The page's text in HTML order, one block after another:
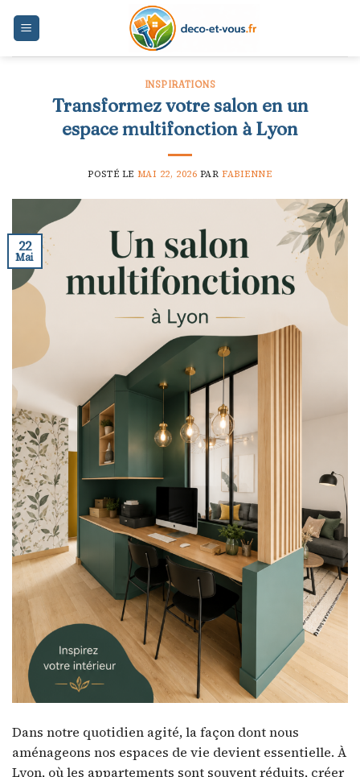
INSPIRATIONS
Transformez votre salon en un
espace multifonction à Lyon
POSTÉ LE MAI 22, 2026 PARFABIENNE
22
Mai
Dans notre quotidien agité, la façon dont nous
aménageons nos espaces de vie devient essentielle. À
Lyon, où les appartements sont souvent réduits, créer